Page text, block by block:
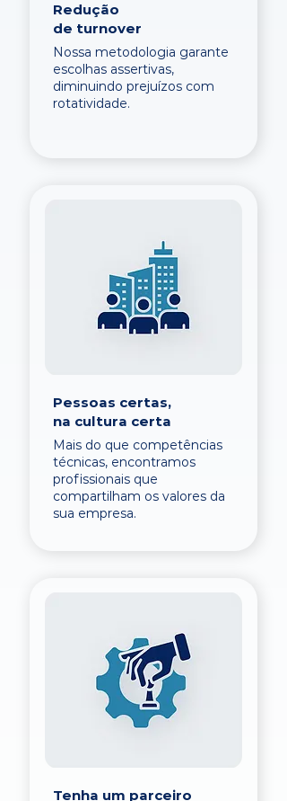
Redução
de turnover
Nossa metodologia garante
escolhas assertivas,
diminuindo prejuízos com
rotatividade.
Pessoas certas,
na cultura certa
Mais do que competências
técnicas, encontramos
profissionais que
compartilham os valores da
sua empresa.
Tenha um parceiro